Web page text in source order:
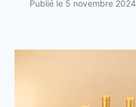
Publié le 5 novembre 2024